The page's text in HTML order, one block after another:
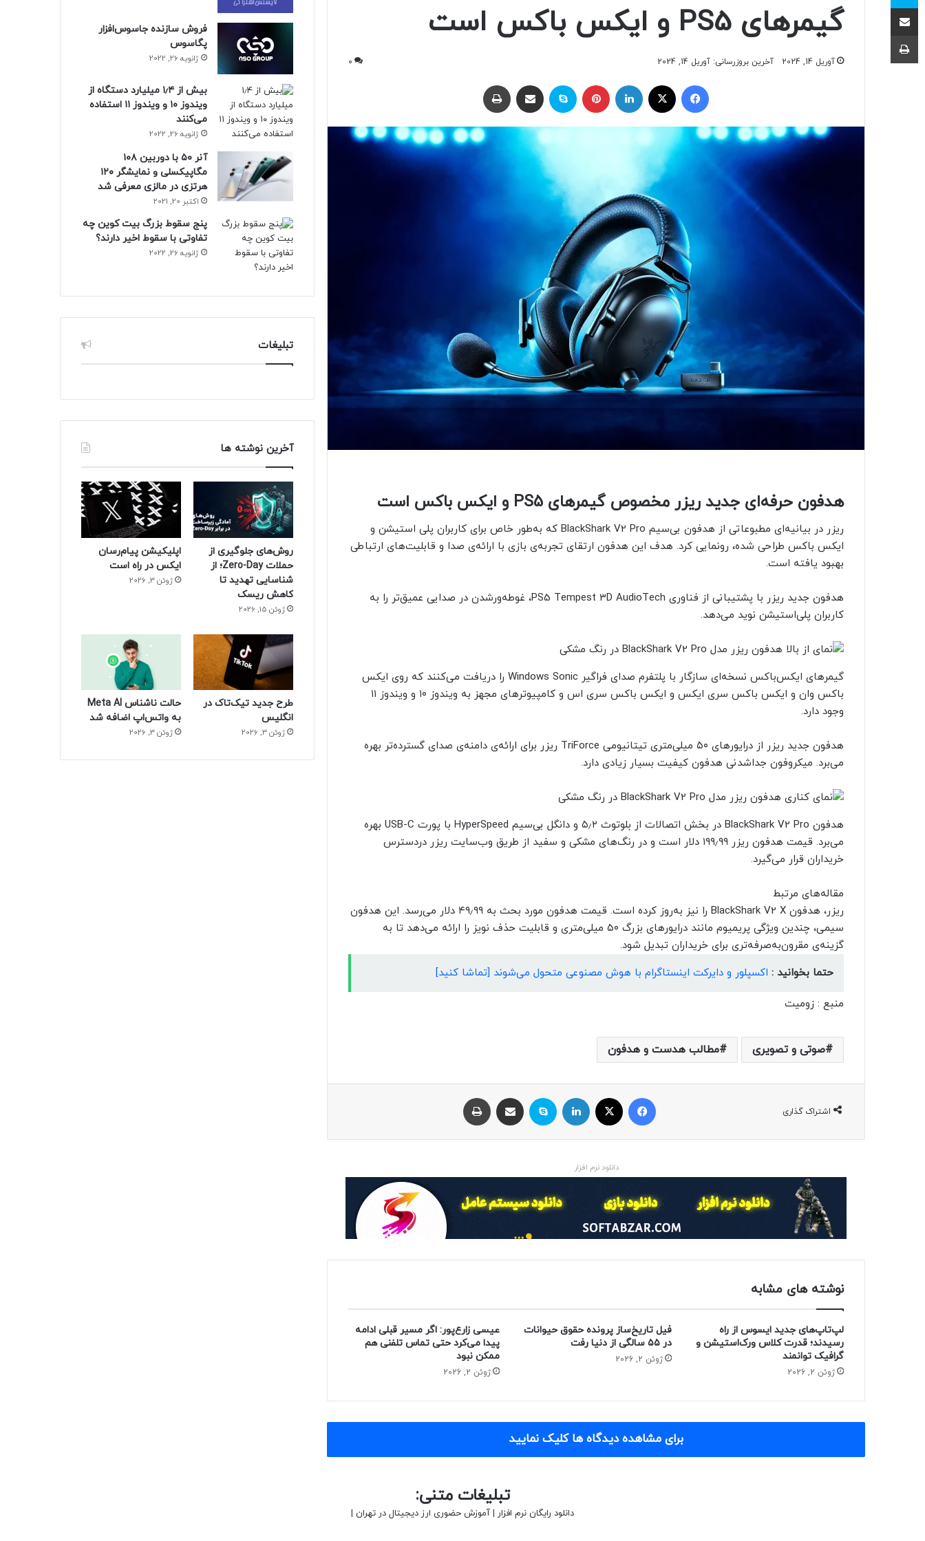
گیمر‌های PS5 و ایکس باکس است
آوریل 14, 2024 آخرین بروزرسانی: آوریل 14, 2024 0
ایکس
هدفون حرفه‌ای جدید ریزر مخصوص گیمر‌های PS5 و ایکس باکس است
ریزر در بیانیه‌ای مطبوعاتی از هدفون بی‌سیم BlackShark V2 Pro که به‌طور خاص برای کاربران پلی‌ استیشن و
ایکس باکس طراحی شده، رونمایی کرد. هدف این هدفون ارتقای تجربه‌ی بازی با ارائه‌ی صدا و قابلیت‌های ارتباطی
بهبود یافته است.
هدفون جدید ریزر با پشتیبانی از فناوری PS5 Tempest 3D AudioTech، غوطه‌ورشدن در صدایی عمیق‌تر را به
کاربران پلی‌استیشن نوید می‌دهد.
گیمرهای ایکس‌باکس نسخه‌ای سازگار با پلتفرم صدای فراگیر Windows Sonic را دریافت می‌کنند که روی ایکس
باکس وان و ایکس باکس سری ایکس و ایکس باکس سری اس و کامپیوترهای مجهز به ویندوز ۱۰ و ویندوز ۱۱
وجود دارد.
هدفون جدید ریزر از درایورهای ۵۰ میلی‌متری تیتانیومی TriForce ریزر برای ارائه‌ی دامنه‌ی صدای گسترده‌تر بهره
می‌برد. میکروفون جدا‌شدنی هدفون کیفیت بسیار زیادی دارد.
هدفون BlackShark V2 Pro در بخش اتصالات از بلوتوث ۵٫۲ و دانگل بی‌سیم HyperSpeed با پورت USB-C بهره
می‌برد. قیمت هدفون ریزر ۱۹۹٫۹۹ دلار است و در رنگ‌های مشکی و سفید از طریق وب‌سایت ریزر دردسترس
خریداران قرار می‌گیرد.
مقاله‌های مرتبط
ریزر، هدفون BlackShark V2 X را نیز به‌روز کرده است. قیمت هدفون مورد بحث به ۴۹٫۹۹ دلار می‌رسد. این هدفون
سیمی، چندین ویژگی پریمیوم مانند درایورهای بزرگ ۵۰ میلی‌متری و قابلیت حذف نویز را ارائه می‌دهد تا به
گزینه‌ی مقرون‌به‌صرفه‌تری برای خریداران تبدیل شود.
حتما بخوانید : اکسپلور و دایرکت اینستاگرام با هوش مصنوعی متحول می‌شوند [تماشا کنید]
منبع : زومیت
صوتی و تصویری مطالب هدست و هدفون
اشتراک گذاری
ایکس
دانلود نرم افزار
نوشته های مشابه
لپ‌تاپ‌های جدید ایسوس از راه
رسیدند؛ قدرت کلاس ورک‌استیشن و
گرافیک توانمند
ژوئن 2, 2026
فیل تاریخ‌ساز پرونده حقوق حیوانات
در ۵۵ سالگی از دنیا رفت
ژوئن 2, 2026
عیسی زارع‌پور: اگر مسیر قبلی ادامه
پیدا می‌کرد حتی تماس تلفنی هم
ممکن نبود
ژوئن 2, 2026
برای مشاهده دیدگاه ها کلیک نمایید
فروش سازنده جاسوس‌افزار
پگاسوس
ژانویه 26, 2022
بیش از ۱٫۴ میلیارد دستگاه از
ویندوز ۱۰ و ویندوز ۱۱ استفاده
می‌کنند
ژانویه 26, 2022
آنر ۵۰ با دوربین ۱۰۸
مگاپیکسلی و نمایشگر ۱۲۰
هرتزی در مالزی معرفی شد
اکتبر 20, 2021
پنج سقوط بزرگ بیت کوین چه
تفاوتی با سقوط اخیر دارند؟
ژانویه 26, 2022
تبلیغات
آخرین نوشته ها
روش‌های جلوگیری از
حملات Zero-Day؛ از
شناسایی تهدید تا
کاهش ریسک
ژوئن 15, 2026
اپلیکیشن پیام‌رسان
ایکس در راه است
ژوئن 3, 2026
طرح جدید تیک‌تاک در
انگلیس
ژوئن 3, 2026
حالت ناشناس Meta AI
به واتس‌اپ اضافه شد
ژوئن 3, 2026
تبلیغات متنی:
دانلود رایگان نرم افزار آموزش حضوری ارز دیجیتال در تهران